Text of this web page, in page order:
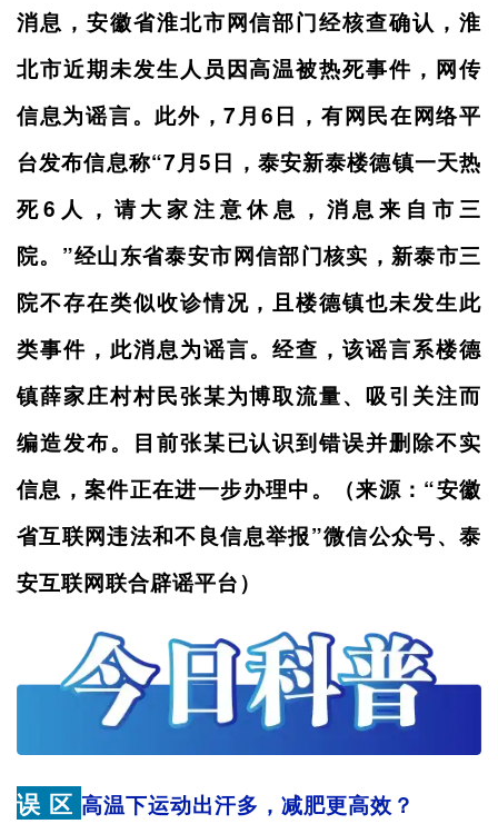
消息，安徽省淮北市网信部门经核查确认，淮
北市近期未发生人员因高温被热死事件，网传
信息为谣言。此外，7月6日，有网民在网络平
台发布信息称“7月5日，泰安新泰楼德镇一天热
死6人，请大家注意休息，消息来自市三
院。”经山东省泰安市网信部门核实，新泰市三
院不存在类似收诊情况，且楼德镇也未发生此
类事件，此消息为谣言。经查，该谣言系楼德
镇薛家庄村村民张某为博取流量、吸引关注而
编造发布。目前张某已认识到错误并删除不实
信息，案件正在进一步办理中。（来源：“安徽
省互联网违法和不良信息举报”微信公众号、泰
安互联网联合辟谣平台）
误 区 高温下运动出汗多，减肥更高效？